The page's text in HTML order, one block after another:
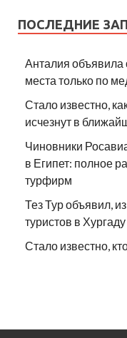
ПОСЛЕДНИЕ
Анталия объявила
места только по
Стало известно,
исчезнут в
Чиновники
в Египет: полное
турфирм
Тез Тур объявил,
туристов в
Стало известно,